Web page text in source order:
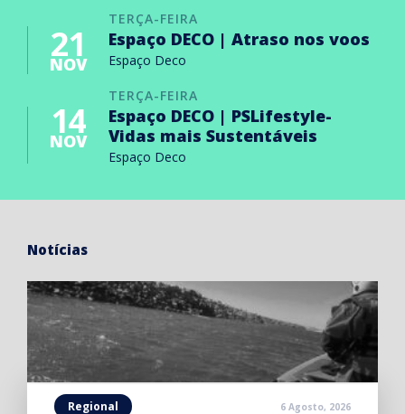
TERÇA-FEIRA
21
NOV
Espaço DECO | Atraso nos voos
Espaço Deco
TERÇA-FEIRA
14
NOV
Espaço DECO | PSLifestyle-
Vidas mais Sustentáveis
Espaço Deco
Notícias
Regional 6 Agosto, 2026